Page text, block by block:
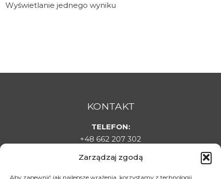
Zarządzaj zgodą
Aby zapewnić jak najlepsze wrażenia, korzystamy z technologii,
Wyświetlanie jednego wyniku
KONTAKT
TELEFON:
+48 662 207 302
sklepladyelin@gmail.com
ADRES: